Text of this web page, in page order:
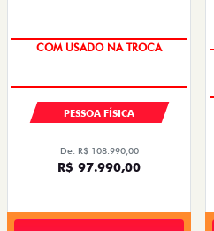
SUPER DESCONTO
PESSOA FÍSICA
De: R$ 108.990,00
R$ 97.990,00